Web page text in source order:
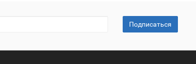
Подписаться